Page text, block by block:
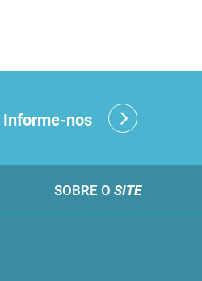
Informe-nos
SOBRE O SITE